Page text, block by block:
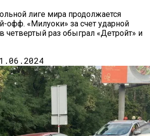
лиге мира продолжается
офф. «Милуоки» за счет ударной
четвертый раз обыграл «Детройт» и